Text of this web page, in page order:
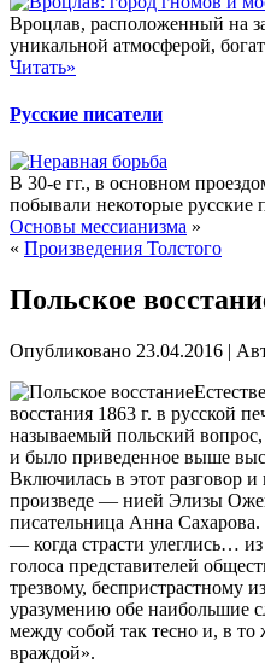
Вроцлав, расположенный на
уникальной атмосферой,
Читать»
Русские писатели
В 30-е гг., в основном
побывали некоторые
Основы мессианизма »
« Произведения Толстого
Польское
Опубликовано 23.04.2016 |
восстания 1863 г. в русской
называемый польский
и было приведенное выше
Включилась в этот разговор и
произведе — нией Элизы
писательница Анна
— когда страсти улеглись…
голоса представителей
трезвому, беспристрастному
уразумению обе наибольшие
между собой так тесно и, в
враждой».